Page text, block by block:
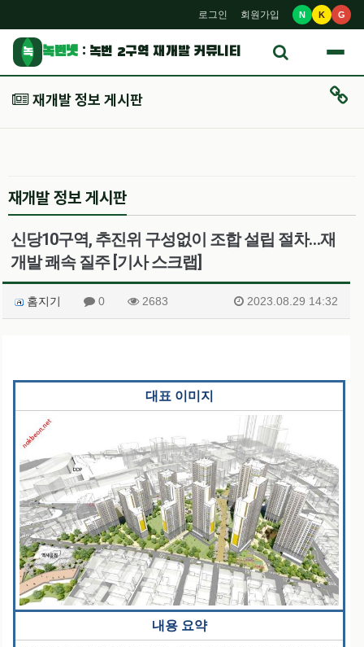
로그인 회원가입 N K G
녹 녹번넷: 녹번 2구역 재개발 커뮤니티
재개발 정보 게시판
재개발 정보 게시판
신당10구역, 추진위 구성없이 조합 설립 절차…재
개발 쾌속 질주 [기사 스크랩]
홈지기 0 2683 2023.08.29 14:32
대표 이미지
내용 요약